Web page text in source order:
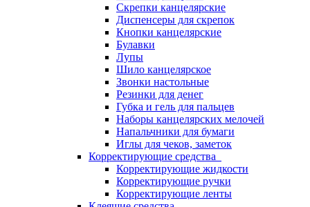
Скрепки канцелярские
Диспенсеры для скрепок
Кнопки канцелярские
Булавки
Лупы
Шило канцелярское
Звонки настольные
Резинки для денег
Губка и гель для пальцев
Наборы канцелярских мелочей
Напальчники для бумаги
Иглы для чеков, заметок
Корректирующие средства
Корректирующие жидкости
Корректирующие ручки
Корректирующие ленты